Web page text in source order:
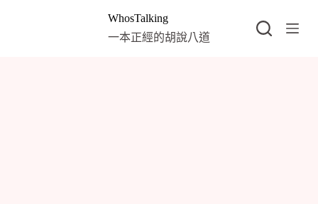
WhosTalking
一本正經的胡說八道